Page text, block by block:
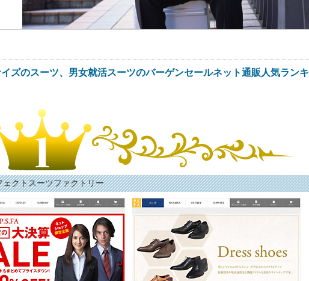
ズのスーツ、男女就活スーツのバーゲンセールネット通販人気ランキ
ェクトスーツファクトリー